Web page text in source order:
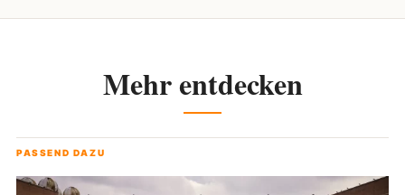
Mehr entdecken
PASSEND DAZU